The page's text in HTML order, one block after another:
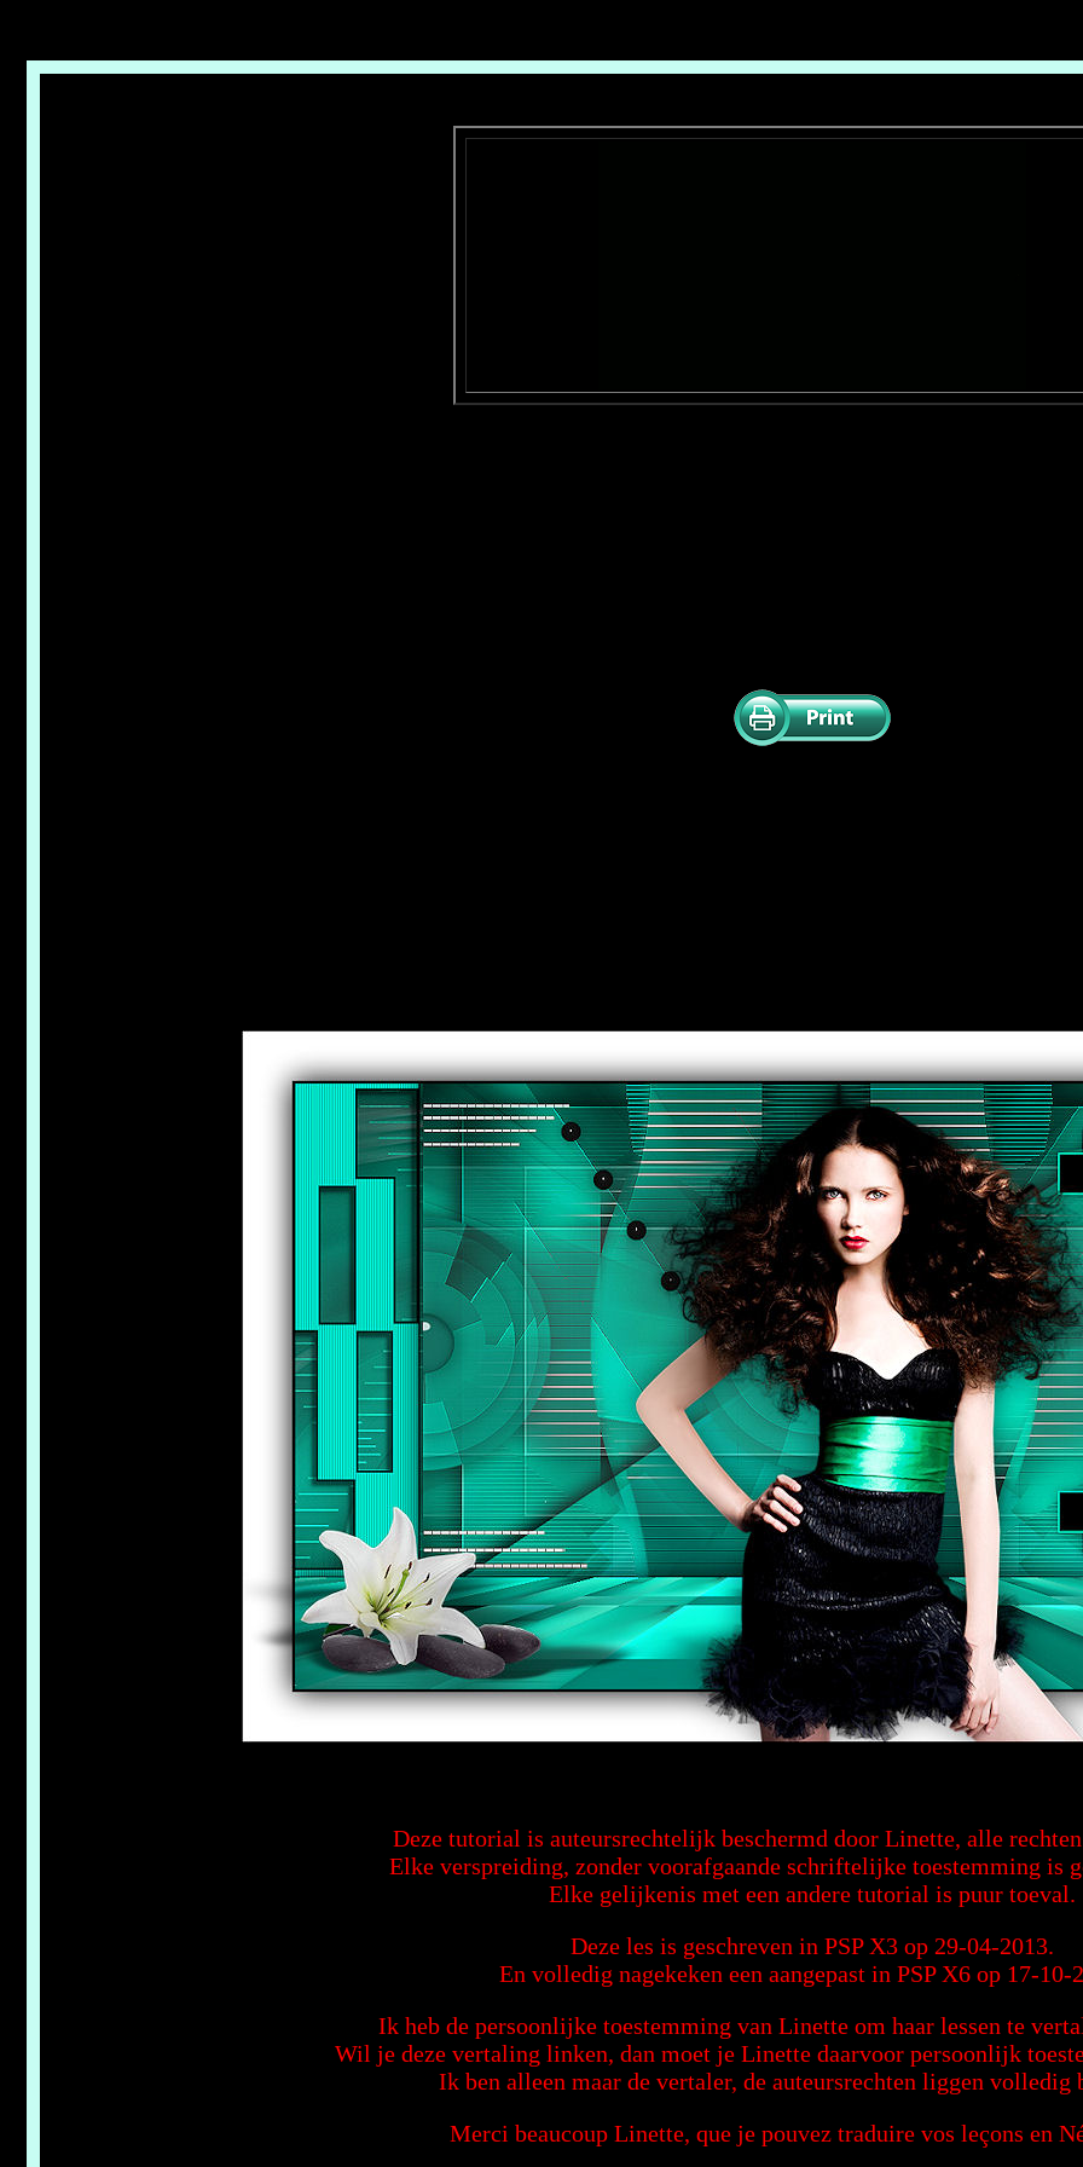
Deze tutorial is auteursrechtelijk beschermd door Linette, alle
Elke verspreiding, zonder voorafgaande schriftelijke toestemming is
Elke gelijkenis met een andere tutorial is puur toeval.
Deze les is geschreven in PSP X3 op 29-04-2013.
En volledig nagekeken een aangepast in PSP X6 op 17-10-
Ik heb de persoonlijke toestemming van Linette om haar lessen te
Wil je deze vertaling linken, dan moet je Linette daarvoor persoonlijk
Ik ben alleen maar de vertaler, de auteursrechten liggen
Merci beaucoup Linette, que je pouvez traduire vos leçons en